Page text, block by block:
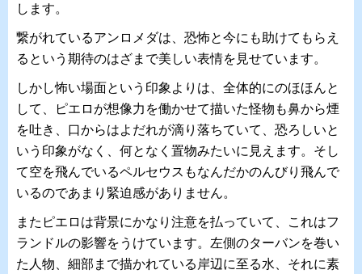
します。
繋がれているアンロメダは、恐怖と今にも助けてもらえ
るという期待のはざまで美しい表情を見せています。
しかし怖い場面という印象よりは、全体的にのほほんと
して、ピエロが想像力を働かせて描いた怪物も鼻から煙
を吐き、口からはよだれが滴り落ちていて、恐ろしいと
いう印象がなく、何となく置物みたいに見えます。そし
て空を飛んでいるペルセウスもなんだかのんびり飛んで
いるのであまり緊迫感がありません。
またピエロは背景にかなり注意を払っていて、これはフ
ランドルの影響をうけています。左側のターバンを巻い
た人物、細部まで描かれている岸辺に至る水、それに素